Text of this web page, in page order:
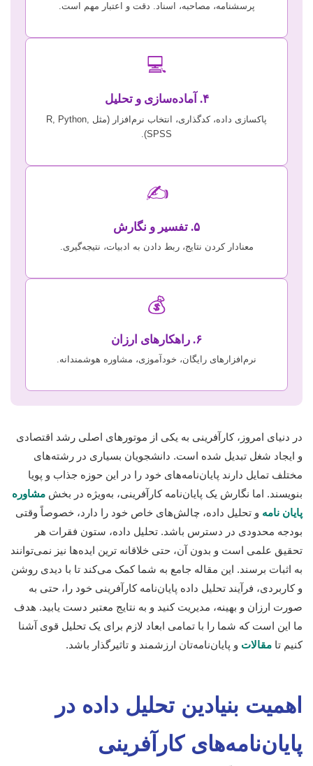
پرسشنامه، مصاحبه، اسناد. دقت و اعتبار مهم است.
💻
۴. آماده‌سازی و تحلیل
پاکسازی داده، کدگذاری، انتخاب نرم‌افزار (مثل R, Python,
SPSS).
✍️
۵. تفسیر و نگارش
معنادار کردن نتایج، ربط دادن به ادبیات، نتیجه‌گیری.
💰
۶. راهکارهای ارزان
نرم‌افزارهای رایگان، خودآموزی، مشاوره هوشمندانه.
در دنیای امروز، کارآفرینی به یکی از موتورهای اصلی رشد اقتصادی
و ایجاد شغل تبدیل شده است. دانشجویان بسیاری در رشته‌های
مختلف تمایل دارند پایان‌نامه‌های خود را در این حوزه جذاب و پویا
بنویسند. اما نگارش یک پایان‌نامه کارآفرینی، به‌ویژه در بخش مشاوره
پایان نامه و تحلیل داده، چالش‌های خاص خود را دارد، خصوصاً وقتی
بودجه محدودی در دسترس باشد. تحلیل داده، ستون فقرات هر
تحقیق علمی است و بدون آن، حتی خلاقانه ترین ایده‌ها نیز نمی‌توانند
به اثبات برسند. این مقاله جامع به شما کمک می‌کند تا با دیدی روشن
و کاربردی، فرآیند تحلیل داده پایان‌نامه کارآفرینی خود را، حتی به
صورت ارزان و بهینه، مدیریت کنید و به نتایج معتبر دست یابید. هدف
ما این است که شما را با تمامی ابعاد لازم برای یک تحلیل قوی آشنا
کنیم تا مقالات و پایان‌نامه‌تان ارزشمند و تاثیرگذار باشد.
اهمیت بنیادین تحلیل داده در
پایان‌نامه‌های کارآفرینی